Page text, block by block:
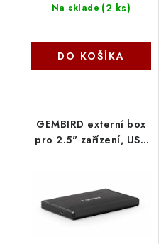
Na sklade (2 ks)
DO KOŠÍKA
GEMBIRD externí box
pro 2.5" zařízení, USB
Gembird